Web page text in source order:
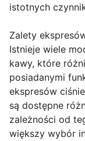
istotnych
Zalety
Istnieje wiele
kawy, które
posiadanymi
ekspresów
są dostępne
zależności od
większy wybór